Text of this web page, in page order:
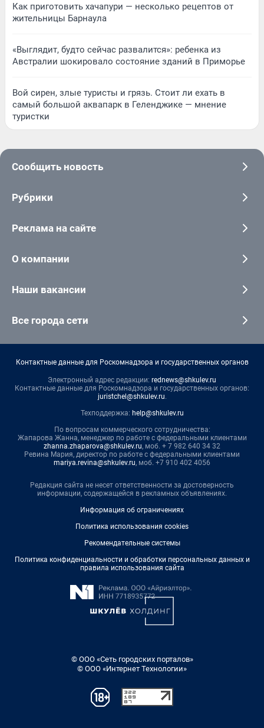
Как приготовить хачапури — несколько рецептов от
жительницы Барнаула
«Выглядит, будто сейчас развалится»: ребенка из
Австралии шокировало состояние зданий в Приморье
Вой сирен, злые туристы и грязь. Стоит ли ехать в
самый большой аквапарк в Геленджике — мнение
туристки
Сообщить новость
Рубрики
Реклама на сайте
О компании
Наши вакансии
Все города сети
Контактные данные для Роскомнадзора и государственных органов
Электронный адрес редакции: rednews@shkulev.ru
Контактные данные для Роскомнадзора и государственных органов:
juristchel@shkulev.ru.
Техподдержка: help@shkulev.ru
По вопросам коммерческого сотрудничества:
Жапарова Жанна, менеджер по работе с федеральными клиентами
zhanna.zhaparova@shkulev.ru, моб. + 7 982 640 34 32
Ревина Мария, директор по работе с федеральными клиентами
mariya.revina@shkulev.ru, моб. +7 910 402 4056
Редакция сайта не несет ответственности за достоверность
информации, содержащейся в рекламных объявлениях.
Информация об ограничениях
Политика использования cookies
Рекомендательные системы
Политика конфиденциальности и обработки персональных данных и
правила использования сайта
© ООО «Сеть городских порталов»
© ООО «Интернет Технологии»